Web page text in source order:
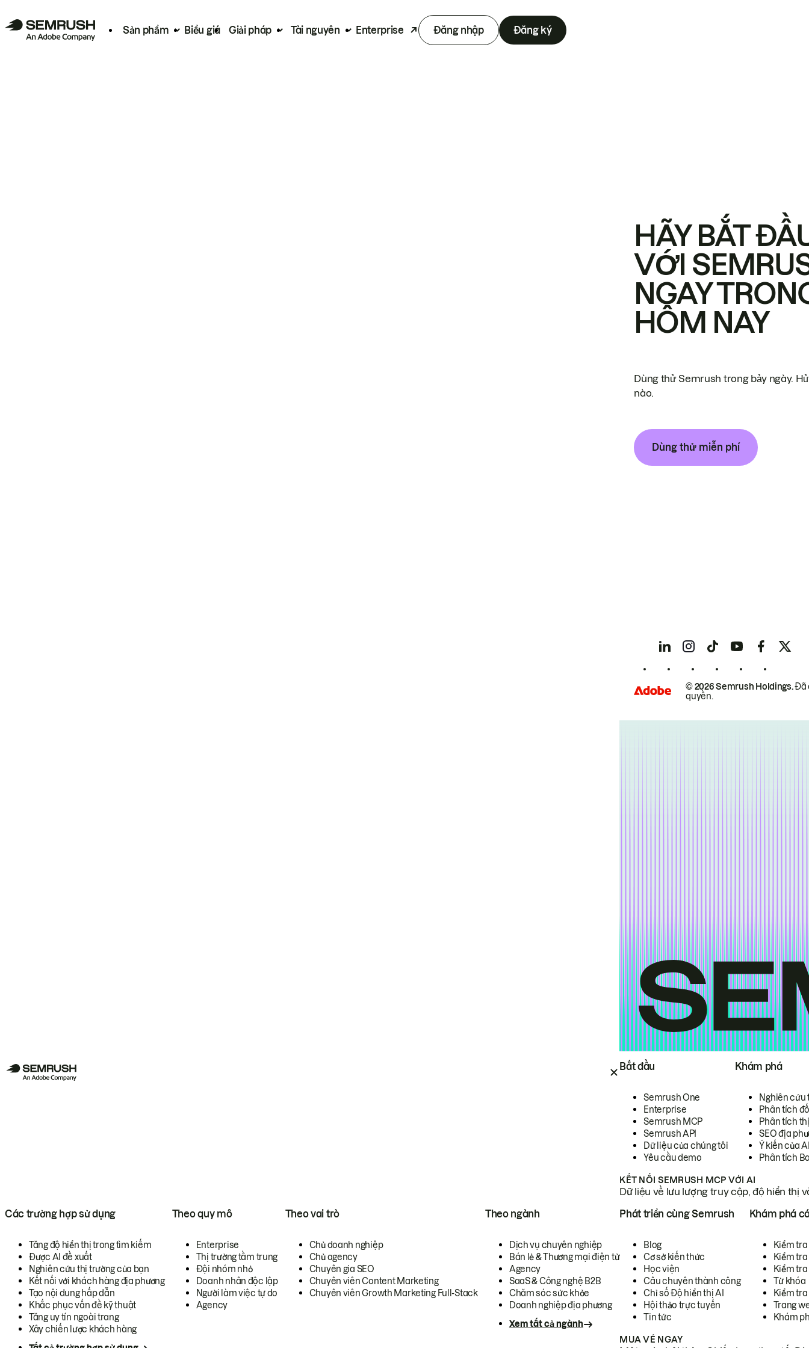
Sản phẩm Biểu giá Giải pháp Tài nguyên Enterprise Đăng nhập Đăng ký
Bắt đầu
Semrush One
Enterprise
Semrush MCP
Semrush API
Dữ liệu của chúng tôi
Yêu cầu demo
Khám phá
Nghiên cứu
Phân tích
Phân tích
SEO địa
Ý kiến của
Phân tích
KẾT NỐI SEMRUSH MCP VỚI AI
Dữ liệu về lưu lượng truy cập, độ hiển thị
Các trường hợp sử dụng
Tăng độ hiển thị trong tìm kiếm
Được AI đề xuất
Nghiên cứu thị trường của bạn
Kết nối với khách hàng địa phương
Tạo nội dung hấp dẫn
Khắc phục vấn đề kỹ thuật
Tăng uy tín ngoài trang
Xây chiến lược khách hàng
Theo quy mô
Enterprise
Thị trường tầm trung
Đội nhóm nhỏ
Doanh nhân độc lập
Người làm việc tự do
Agency
Theo vai trò
Chủ doanh nghiệp
Chủ agency
Chuyên gia SEO
Chuyên viên Content Marketing
Chuyên viên Growth Marketing Full-Stack
Theo ngành
Dịch vụ chuyên nghiệp
Bán lẻ & Thương mại điện tử
Agency
SaaS & Công nghệ B2B
Chăm sóc sức khỏe
Doanh nghiệp địa phương
Xem tất cả ngành
Phát triển cùng Semrush
Blog
Cơ sở kiến thức
Học viện
Câu chuyên thành công
Chỉ số Độ hiển thị AI
Hội thảo trực tuyến
Tin tức
Khám phá
Kiểm
Kiểm tra
Kiểm
Từ khóa
Kiểm
Trang
Khám
MUA VÉ NGAY
HÃY BẮT
VỚI
NGAY
HÔM NAY
Dùng thử Semrush trong bảy ngày.
nào.
Dùng thử miễn phí
© 2026 Semrush Holdings.Đã
quyền.